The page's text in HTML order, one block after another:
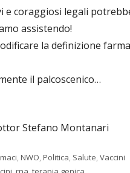
e coraggiosi legali
assistendo!
la definizione
il palcoscenico…
Stefano Montanari
,NWO,Politica, Salute,Vaccini